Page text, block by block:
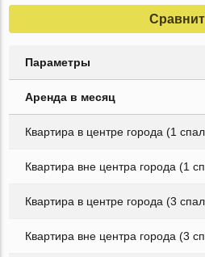
Параметры
Аренда в месяц
Квартира в центре города (1
Квартира вне центра города (1
Квартира в центре города (3
Квартира вне центра города (3